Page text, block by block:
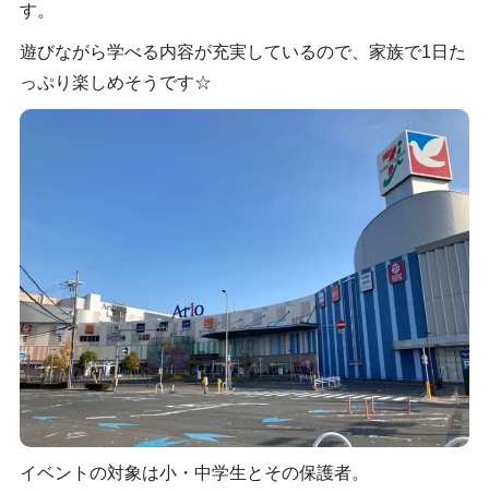
す。
遊びながら学べる内容が充実しているので、家族で1日た
っぷり楽しめそうです☆
イベントの対象は小・中学生とその保護者。